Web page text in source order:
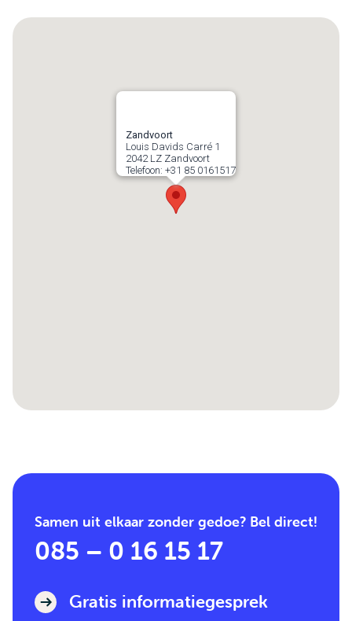
Zandvoort
Louis Davids Carré 1
2042 LZ Zandvoort
Telefoon: +31 85 0161517
Samen uit elkaar zonder gedoe? Bel direct!
085 – 0 16 15 17
Gratis informatiegesprek